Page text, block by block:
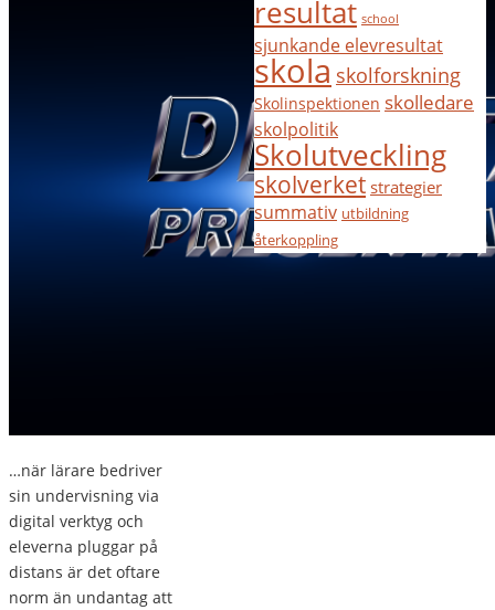
…när lärare bedriver
sin undervisning via
digital verktyg och
eleverna pluggar på
distans är det oftare
norm än undantag att
resultat school
sjunkande elevresultat
skola skolforskning
Skolinspektionen skolledare
skolpolitik
Skolutveckling
skolverket strategier
summativ utbildning
återkoppling